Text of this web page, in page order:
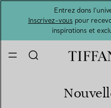
Entrez dans
Inscrivez-vouspour
inspirations et